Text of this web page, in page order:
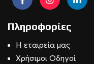
Πληροφορίες
Η εταιρεία μας
Χρήσιμοι Οδηγοί